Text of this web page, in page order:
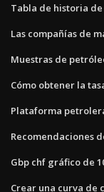
Tabla de historia
Las compañías de
Muestras de
Cómo obtener la
Plataforma
Recomendaciones
Gbp chf gráfico de
Crear una curva de